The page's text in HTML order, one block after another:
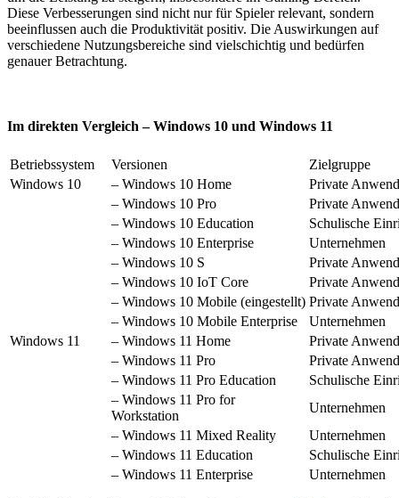
Diese Verbesserungen sind nicht nur für Spieler relevant, sondern
beeinflussen auch die Produktivität positiv. Die Auswirkungen auf
verschiedene Nutzungsbereiche sind vielschichtig und bedürfen
genauer Betrachtung.
Im direkten Vergleich – Windows 10 und Windows 11
Betriebssystem Versionen
Zielgruppe
Windows 10
– Windows 10 Home
Private
– Windows 10 Pro
Private
– Windows 10 Education
Schulische
– Windows 10 Enterprise
Unternehmen
– Windows 10 S
Private
– Windows 10 IoT Core
Private
– Windows 10 Mobile (eingestellt) Private
– Windows 10 Mobile Enterprise
Unternehmen
Windows 11
– Windows 11 Home
Private
– Windows 11 Pro
Private
– Windows 11 Pro Education
Schulische
– Windows 11 Pro for
Workstation
Unternehmen
– Windows 11 Mixed Reality
Unternehmen
– Windows 11 Education
Schulische
– Windows 11 Enterprise
Unternehmen